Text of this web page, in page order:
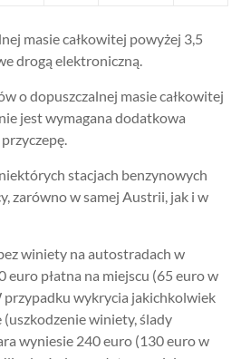
masie całkowitej powyżej 3,5
drogą elektroniczną.
o dopuszczalnej masie całkowitej
jest wymagana dodatkowa
stacjach benzynowych
zarówno w samej Austrii, jak i w
winiety na autostradach w
euro płatna na miejscu (65 euro w
wykrycia jakichkolwiek
winiety, ślady
wyniesie 240 euro (130 euro w